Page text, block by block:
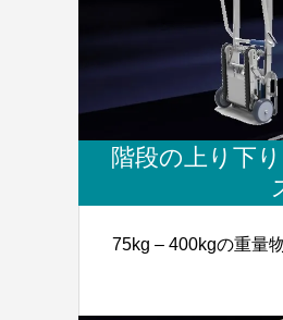
階段の上り下
75kg – 400kgの重量